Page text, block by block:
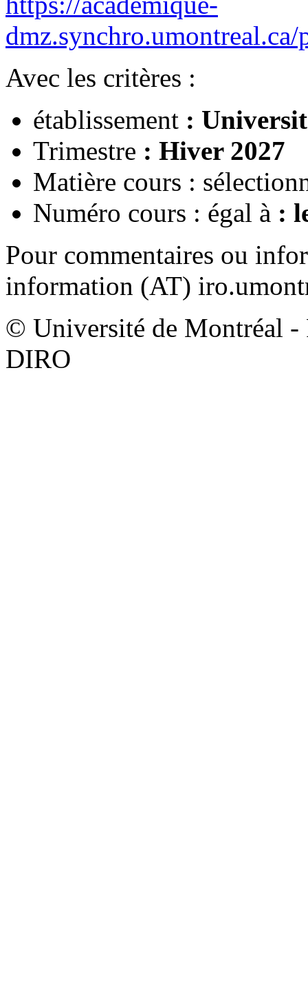
Avec les critères :
établissement :
Trimestre : Hiver 2027
Matière cours :
Numéro cours : égal à :
Pour commentaires ou
information (AT)
© Université de Montréal -
DIRO